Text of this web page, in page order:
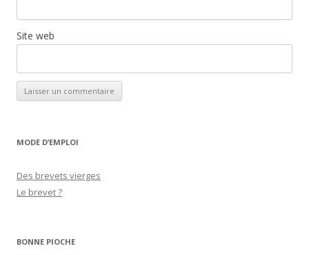
Site web
MODE D’EMPLOI
Des brevets vierges
Le brevet ?
BONNE PIOCHE